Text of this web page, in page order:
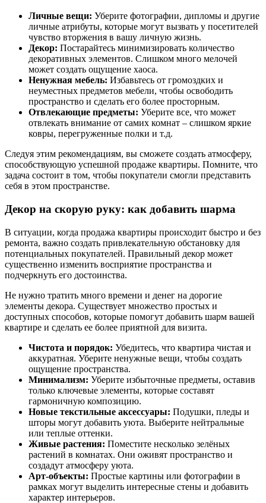
Личные вещи: Уберите фотографии, дипломы и другие
личные атрибуты, которые могут вызвать у посетителей
чувство вторжения в вашу личную жизнь.
Декор: Постарайтесь минимизировать количество
декоративных элементов. Слишком много мелочей
может создать ощущение хаоса.
Ненужная мебель: Избавьтесь от громоздких и
неуместных предметов мебели, чтобы освободить
пространство и сделать его более просторным.
Отвлекающие предметы: Уберите все, что может
отвлекать внимание от самих комнат – слишком яркие
ковры, перегруженные полки и т.д.
Следуя этим рекомендациям, вы сможете создать атмосферу,
способствующую успешной продаже квартиры. Помните, что
задача состоит в том, чтобы покупатели смогли представить
себя в этом пространстве.
Декор на скорую руку: как добавить шарма
В ситуации, когда продажа квартиры происходит быстро и без
ремонта, важно создать привлекательную обстановку для
потенциальных покупателей. Правильный декор может
существенно изменить восприятие пространства и
подчеркнуть его достоинства.
Не нужно тратить много времени и денег на дорогие
элементы декора. Существует множество простых и
доступных способов, которые помогут добавить шарм вашей
квартире и сделать ее более приятной для визита.
Чистота и порядок: Убедитесь, что квартира чистая и
аккуратная. Уберите ненужные вещи, чтобы создать
ощущение пространства.
Минимализм: Уберите избыточные предметы, оставив
только ключевые элементы, которые составят
гармоничную композицию.
Новые текстильные аксессуары: Подушки, пледы и
шторы могут добавить уюта. Выберите нейтральные
или теплые оттенки.
Живые растения: Поместите несколько зелёных
растений в комнатах. Они оживят пространство и
создадут атмосферу уюта.
Арт-объекты: Простые картины или фотографии в
рамках могут выделить интересные стены и добавить
характер интерьеров.